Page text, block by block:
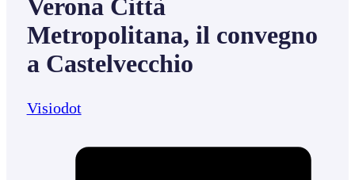
Verona Città
Metropolitana, il convegno
a Castelvecchio
Visiodot